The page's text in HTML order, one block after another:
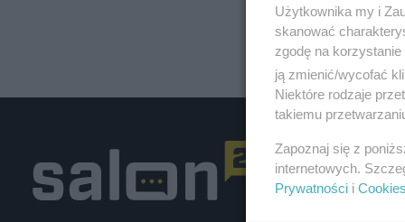
Użytkownika my i
skanować
zgodę na
ją zmienić/wycofać
Niektóre rodzaje
takiemu
Zapoznaj się z
internetowych.
Prywatności i Cookies